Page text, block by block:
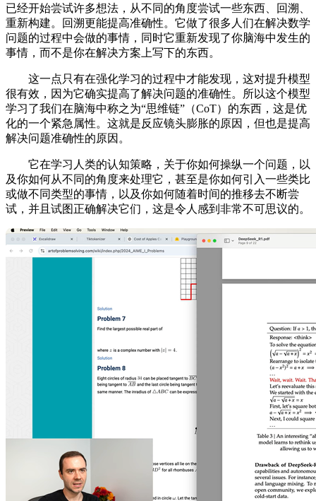
已经开始尝试许多想法，从不同的角度尝试一些东西、回溯、
重新构建。回溯更能提高准确性。它做了很多人们在解决数学
问题的过程中会做的事情，同时它重新发现了你脑海中发生的
事情，而不是你在解决方案上写下的东西。
这一点只有在强化学习的过程中才能发现，这对提升模型
很有效，因为它确实提高了解决问题的准确性。所以这个模型
学习了我们在脑海中称之为“思维链”（CoT）的东西，这是优
化的一个紧急属性。这就是反应镜头膨胀的原因，但也是提高
解决问题准确性的原因。
它在学习人类的认知策略，关于你如何操纵一个问题，以
及你如何从不同的角度来处理它，甚至是你如何引入一些类比
或做不同类型的事情，以及你如何随着时间的推移去不断尝
试，并且试图正确解决它们，这是令人感到非常不可思议的。